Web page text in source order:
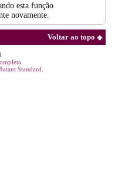
esta função
novamente.
Voltar ao topo
Standard